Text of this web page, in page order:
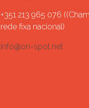
+351 213 965 076
rede fixa nacional)
info@on-spot.net